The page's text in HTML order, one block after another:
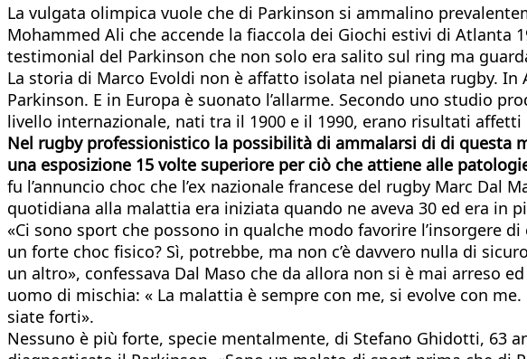
La vulgata olimpica vuole che di Parkinson si ammalino
Mohammed Ali che accende la fiaccola dei Giochi estivi di Atlanta
testimonial del Parkinson che non solo era salito sul ring ma
La storia di Marco Evoldi non è affatto isolata nel pianeta rugby.
Parkinson. E in Europa è suonato l’allarme. Secondo uno studio
livello internazionale, nati tra il 1900 e il 1990, erano risultati
Nel rugby professionistico la possibilità di ammalarsi di di questa
una esposizione 15 volte superiore per ciò che attiene alle
fu l’annuncio choc che l’ex nazionale francese del rugby Marc Dal
quotidiana alla malattia era iniziata quando ne aveva 30 ed era in
«Ci sono sport che possono in qualche modo favorire l’insorgere
un forte choc fisico? Sì, potrebbe, ma non c’è davvero nulla di
un altro», confessava Dal Maso che da allora non si è mai
uomo di mischia: « La malattia è sempre con me, si evolve con
siate forti».
Nessuno è più forte, specie mentalmente, di Stefano Ghidotti, 63